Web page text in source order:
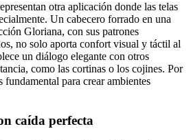
otra aplicación donde las telas
Un cabecero forrado en una
Gloriana, con sus patrones
no solo aporta confort visual y táctil al
un diálogo elegante con otros
como las cortinas o los cojines. Por
fundamental para crear ambientes
caída perfecta